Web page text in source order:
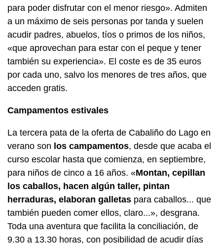
para poder disfrutar con el menor riesgo». Admiten
a un máximo de seis personas por tanda y suelen
acudir padres, abuelos, tíos o primos de los niños,
«que aprovechan para estar con el peque y tener
también su experiencia». El coste es de 35 euros
por cada uno, salvo los menores de tres años, que
acceden gratis.
Campamentos estivales
La tercera pata de la oferta de Cabaliño do Lago en
verano son los campamentos, desde que acaba el
curso escolar hasta que comienza, en septiembre,
para niños de cinco a 16 años. «Montan, cepillan
los caballos, hacen algún taller, pintan
herraduras, elaboran galletas para caballos... que
también pueden comer ellos, claro...», desgrana.
Toda una aventura que facilita la conciliación, de
9.30 a 13.30 horas, con posibilidad de acudir días